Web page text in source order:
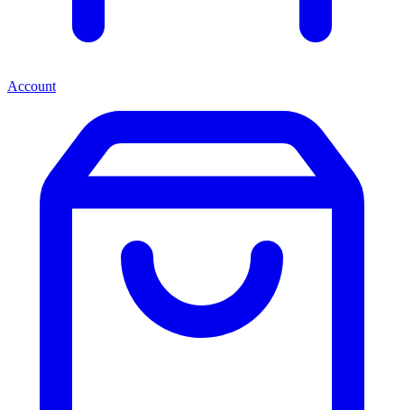
Account